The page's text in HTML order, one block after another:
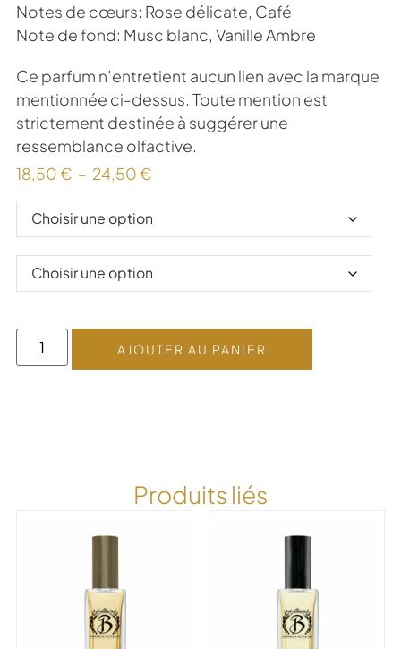
Notes de cœurs: Rose délicate, Café
Note de fond: Musc blanc, Vanille Ambre
Ce parfum n’entretient aucun lien avec la marque
mentionnée ci-dessus. Toute mention est
strictement destinée à suggérer une
ressemblance olfactive.
18,50€ – 24,50€
AJOUTER AU PANIER
Produits liés